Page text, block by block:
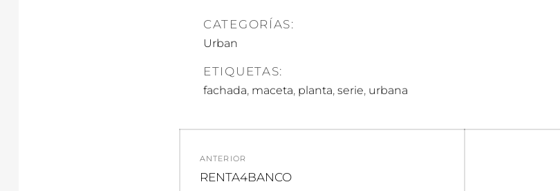
CATEGORÍAS:
Urban
ETIQUETAS:
fachada, maceta, planta, serie, urbana
de
ANTERIOR
Entrada
RENTA4BANCO